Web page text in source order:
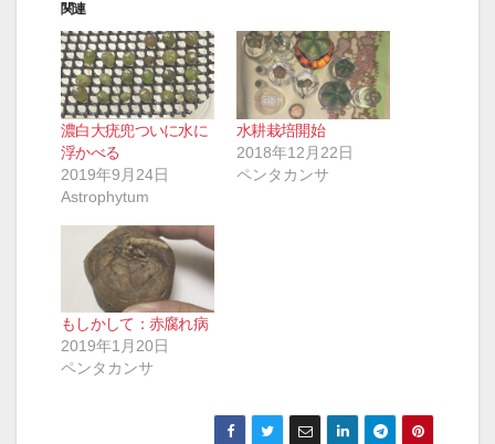
関連
濃白大疣兜ついに水に
浮かべる
2019年9月24日
Astrophytum
水耕栽培開始
2018年12月22日
ペンタカンサ
もしかして：赤腐れ病
2019年1月20日
ペンタカンサ